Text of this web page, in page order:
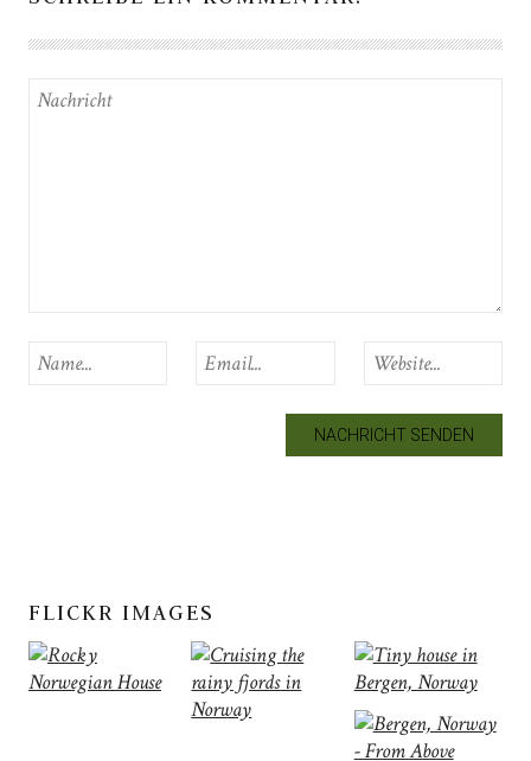
FLICKR IMAGES